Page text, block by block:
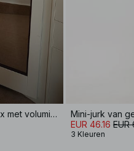
Halfhoge crinkle jurk van linnenmix met volumineuze band
EUR 46.16 EUR
3 Kleuren